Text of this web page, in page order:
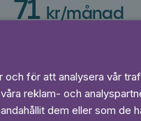
71 kr/månad
Ingen bindningstid
för att analysera vår
reklam- och
dem eller som de